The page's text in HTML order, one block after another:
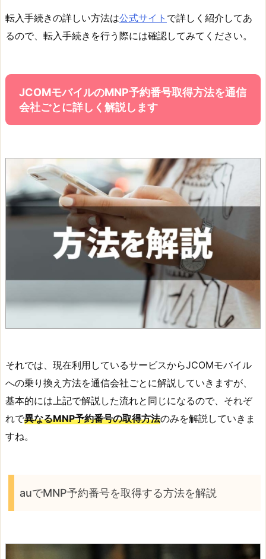
転入手続きの詳しい方法は公式サイト で詳しく紹介してあ
るので、転入手続きを行う際には確認してみてください。
JCOMモバイルのMNP予約番号取得方法を通信
会社ごとに詳しく解説します
それでは、現在利用しているサービスからJCOMモバイル
への乗り換え方法を通信会社ごとに解説していきますが、
基本的には上記で解説した流れと同じになるので、それぞ
れで異なるMNP予約番号の取得方法のみを解説していきま
すね。
auでMNP予約番号を取得する方法を解説